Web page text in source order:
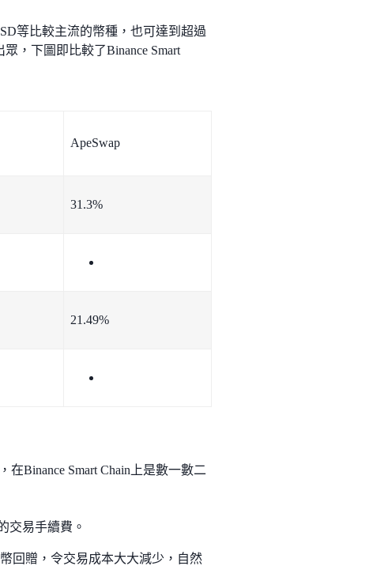
等比較主流的幣種，也可達到超過
，下圖即比較了Binance Smart
ApeSwap
31.3%
21.49%
Binance Smart Chain上是數一數二
交易手續費。
回贈，令交易成本大大減少，自然